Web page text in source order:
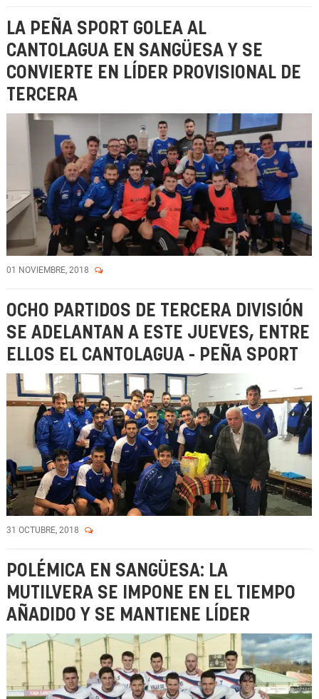
LA PEÑA SPORT GOLEA AL
CANTOLAGUA EN SANGÜESA Y SE
CONVIERTE EN LÍDER PROVISIONAL DE
TERCERA
01 NOVIEMBRE, 2018
OCHO PARTIDOS DE TERCERA DIVISIÓN
SE ADELANTAN A ESTE JUEVES, ENTRE
ELLOS EL CANTOLAGUA - PEÑA SPORT
31 OCTUBRE, 2018
POLÉMICA EN SANGÜESA: LA
MUTILVERA SE IMPONE EN EL TIEMPO
AÑADIDO Y SE MANTIENE LÍDER